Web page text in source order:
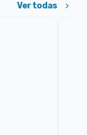
Ver todas